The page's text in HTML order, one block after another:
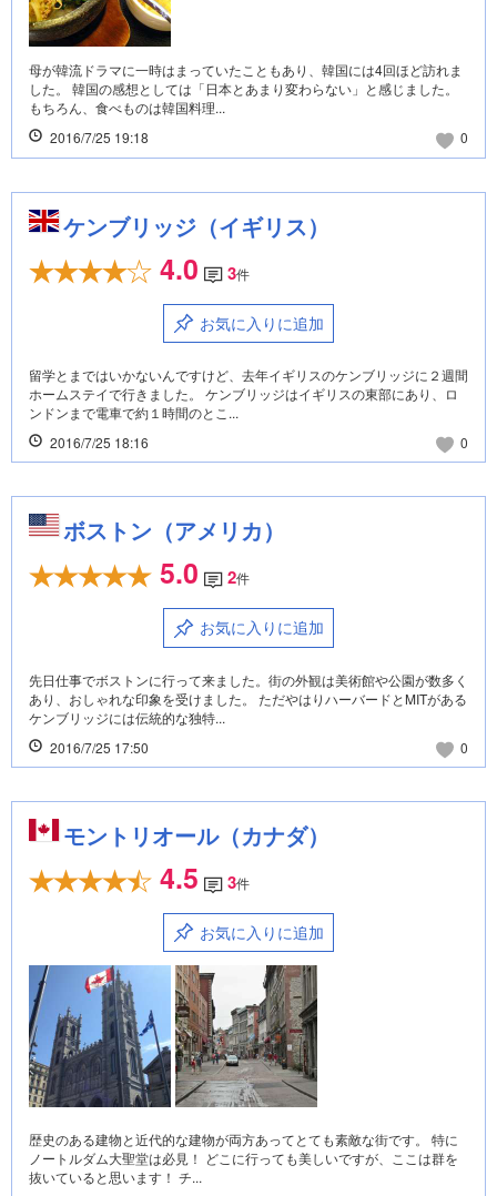
母が韓流ドラマに一時はまっていたこともあり、韓国には4回ほど訪れま
した。 韓国の感想としては「日本とあまり変わらない」と感じました。
もちろん、食べものは韓国料理...
2016/7/25 19:18
0
ケンブリッジ（イギリス）
4.0 3件
お気に入りに追加
留学とまではいかないんですけど、去年イギリスのケンブリッジに２週間
ホームステイで行きました。 ケンブリッジはイギリスの東部にあり、ロ
ンドンまで電車で約１時間のとこ...
2016/7/25 18:16
0
ボストン（アメリカ）
5.0 2件
お気に入りに追加
先日仕事でボストンに行って来ました。街の外観は美術館や公園が数多く
あり、おしゃれな印象を受けました。 ただやはりハーバードとMITがある
ケンブリッジには伝統的な独特...
2016/7/25 17:50
0
モントリオール（カナダ）
4.5 3件
お気に入りに追加
歴史のある建物と近代的な建物が両方あってとても素敵な街です。 特に
ノートルダム大聖堂は必見！ どこに行っても美しいですが、ここは群を
抜いていると思います！ チ...